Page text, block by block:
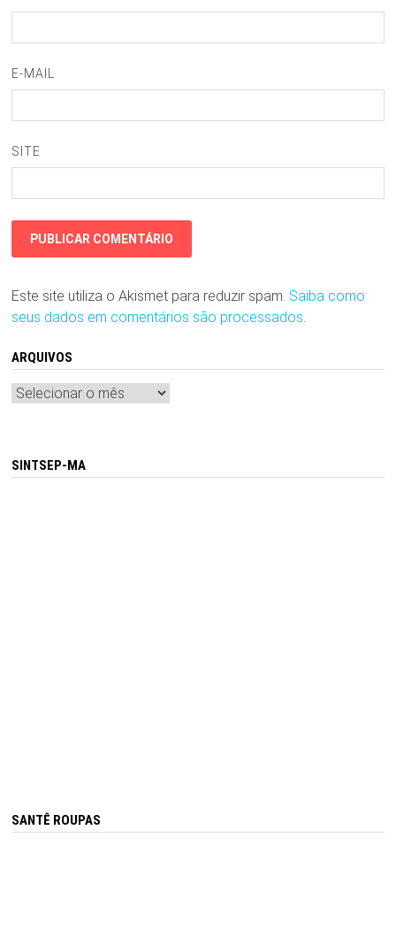
E-MAIL
SITE
Este site utiliza o Akismet para reduzir spam. Saiba como
seus dados em comentários são processados
ARQUIVOS
Arquivos
SINTSEP-MA
SANTÊ ROUPAS